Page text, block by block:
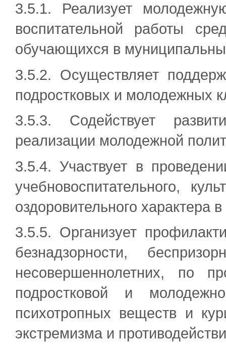
3.5.1. Реализует
воспитательной работы
обучающихся в
3.5.2. Осуществляет
подростковых и молодежных
3.5.3. Содействует
реализации молодежной
3.5.4. Участвует в
учебновоспитательного,
оздоровительного характера
3.5.5. Организует
безнадзорности,
несовершеннолетних, по
подростковой и
психотропных веществ и
экстремизма и